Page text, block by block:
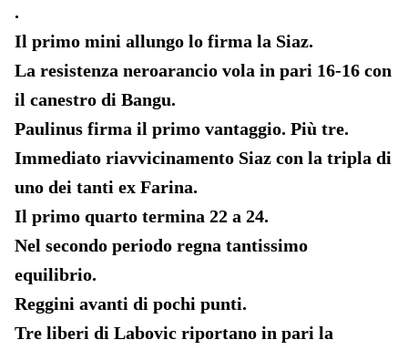
.
Il primo mini allungo lo firma la Siaz.
La resistenza neroarancio vola in pari 16-16 con
il canestro di Bangu.
Paulinus firma il primo vantaggio. Più tre.
Immediato riavvicinamento Siaz con la tripla di
uno dei tanti ex Farina.
Il primo quarto termina 22 a 24.
Nel secondo periodo regna tantissimo
equilibrio.
Reggini avanti di pochi punti.
Tre liberi di Labovic riportano in pari la